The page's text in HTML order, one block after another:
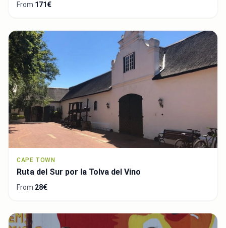
From 171€
CAPE TOWN
Ruta del Sur por la Tolva del Vino
From 28€